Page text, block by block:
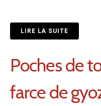
LIRE LA SUITE
Poches de
farce de